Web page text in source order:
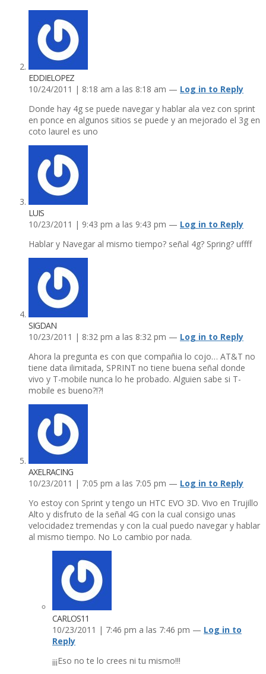
EDDIELOPEZ
10/24/2011 | 8:18 am a las 8:18 am — Log in to Reply
Donde hay 4g se puede navegar y hablar ala vez con sprint
en ponce en algunos sitios se puede y an mejorado el 3g en
coto laurel es uno
LUIS
10/23/2011 | 9:43 pm a las 9:43 pm — Log in to Reply
Hablar y Navegar al mismo tiempo? señal 4g? Spring? uffff
SIGDAN
10/23/2011 | 8:32 pm a las 8:32 pm — Log in to Reply
Ahora la pregunta es con que compañia lo cojo… AT&T no
tiene data ilimitada, SPRINT no tiene buena señal donde
vivo y T-mobile nunca lo he probado. Alguien sabe si T-
mobile es bueno?!?!
AXELRACING
10/23/2011 | 7:05 pm a las 7:05 pm — Log in to Reply
Yo estoy con Sprint y tengo un HTC EVO 3D. Vivo en Trujillo
Alto y disfruto de la señal 4G con la cual consigo unas
velocidadez tremendas y con la cual puedo navegar y hablar
al mismo tiempo. No Lo cambio por nada.
CARLOS11
10/23/2011 | 7:46 pm a las 7:46 pm — Log in to
Reply
¡¡¡Eso no te lo crees ni tu mismo!!!